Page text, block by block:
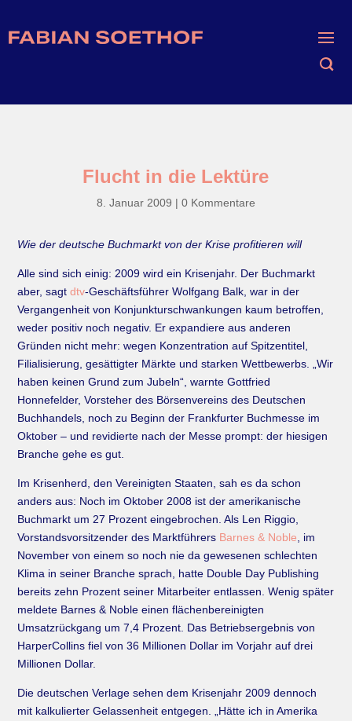
Flucht in die Lektüre
8. Januar 2009 | 0 Kommentare
Wie der deutsche Buchmarkt von der Krise profitieren will
Alle sind sich einig: 2009 wird ein Krisenjahr. Der Buchmarkt
aber, sagtdtv-Geschäftsführer Wolfgang Balk, war in der
Vergangenheit von Konjunkturschwankungen kaum betroffen,
weder positiv noch negativ. Er expandiere aus anderen
Gründen nicht mehr: wegen Konzentration auf Spitzentitel,
Filialisierung, gesättigter Märkte und starken Wettbewerbs. „Wir
haben keinen Grund zum Jubeln“, warnte Gottfried
Honnefelder, Vorsteher des Börsenvereins des Deutschen
Buchhandels, noch zu Beginn der Frankfurter Buchmesse im
Oktober – und revidierte nach der Messe prompt: der hiesigen
Branche gehe es gut.
Im Krisenherd, den Vereinigten Staaten, sah es da schon
anders aus: Noch im Oktober 2008 ist der amerikanische
Buchmarkt um 27 Prozent eingebrochen. Als Len Riggio,
Vorstandsvorsitzender des Marktführers Barnes & Noble , im
November von einem so noch nie da gewesenen schlechten
Klima in seiner Branche sprach, hatte Double Day Publishing
bereits zehn Prozent seiner Mitarbeiter entlassen. Wenig später
meldete Barnes & Noble einen flächenbereinigten
Umsatzrückgang um 7,4 Prozent. Das Betriebsergebnis von
HarperCollins fiel von 36 Millionen Dollar im Vorjahr auf drei
Millionen Dollar.
Die deutschen Verlage sehen dem Krisenjahr 2009 dennoch
mit kalkulierter Gelassenheit entgegen. „Hätte ich in Amerika